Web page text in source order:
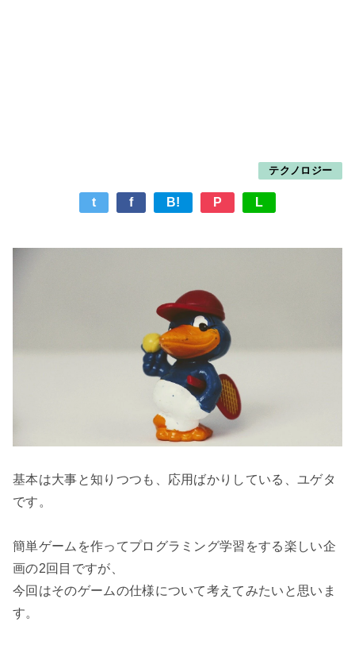
テクノロジー
t f B! P L
基本は大事と知りつつも、応用ばかりしている、ユゲタ
です。
簡単ゲームを作ってプログラミング学習をする楽しい企
画の2回目ですが、
今回はそのゲームの仕様について考えてみたいと思いま
す。